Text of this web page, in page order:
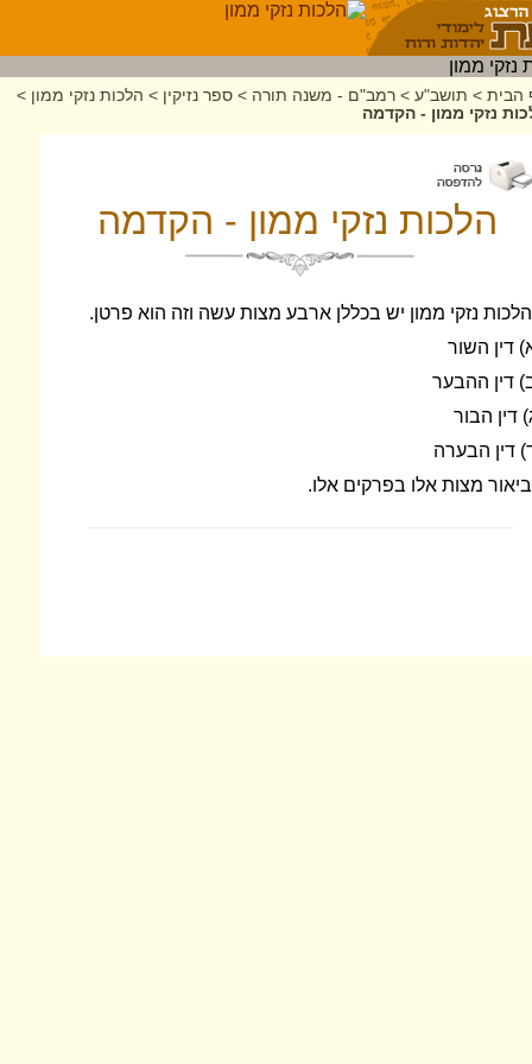
הבית > תושב"ע > רמב"ם - משנה תורה > ספר נזיקין > הלכות נזקי ממון >
נזקי ממון - הקדמה
הלכות נזקי ממון - הקדמה
הלכות נזקי ממון יש בכללן ארבע מצות עשה וזה הוא פרטן.
דין השור
דין ההבער
דין הבור
דין הבערה
מצות אלו בפרקים אלו.